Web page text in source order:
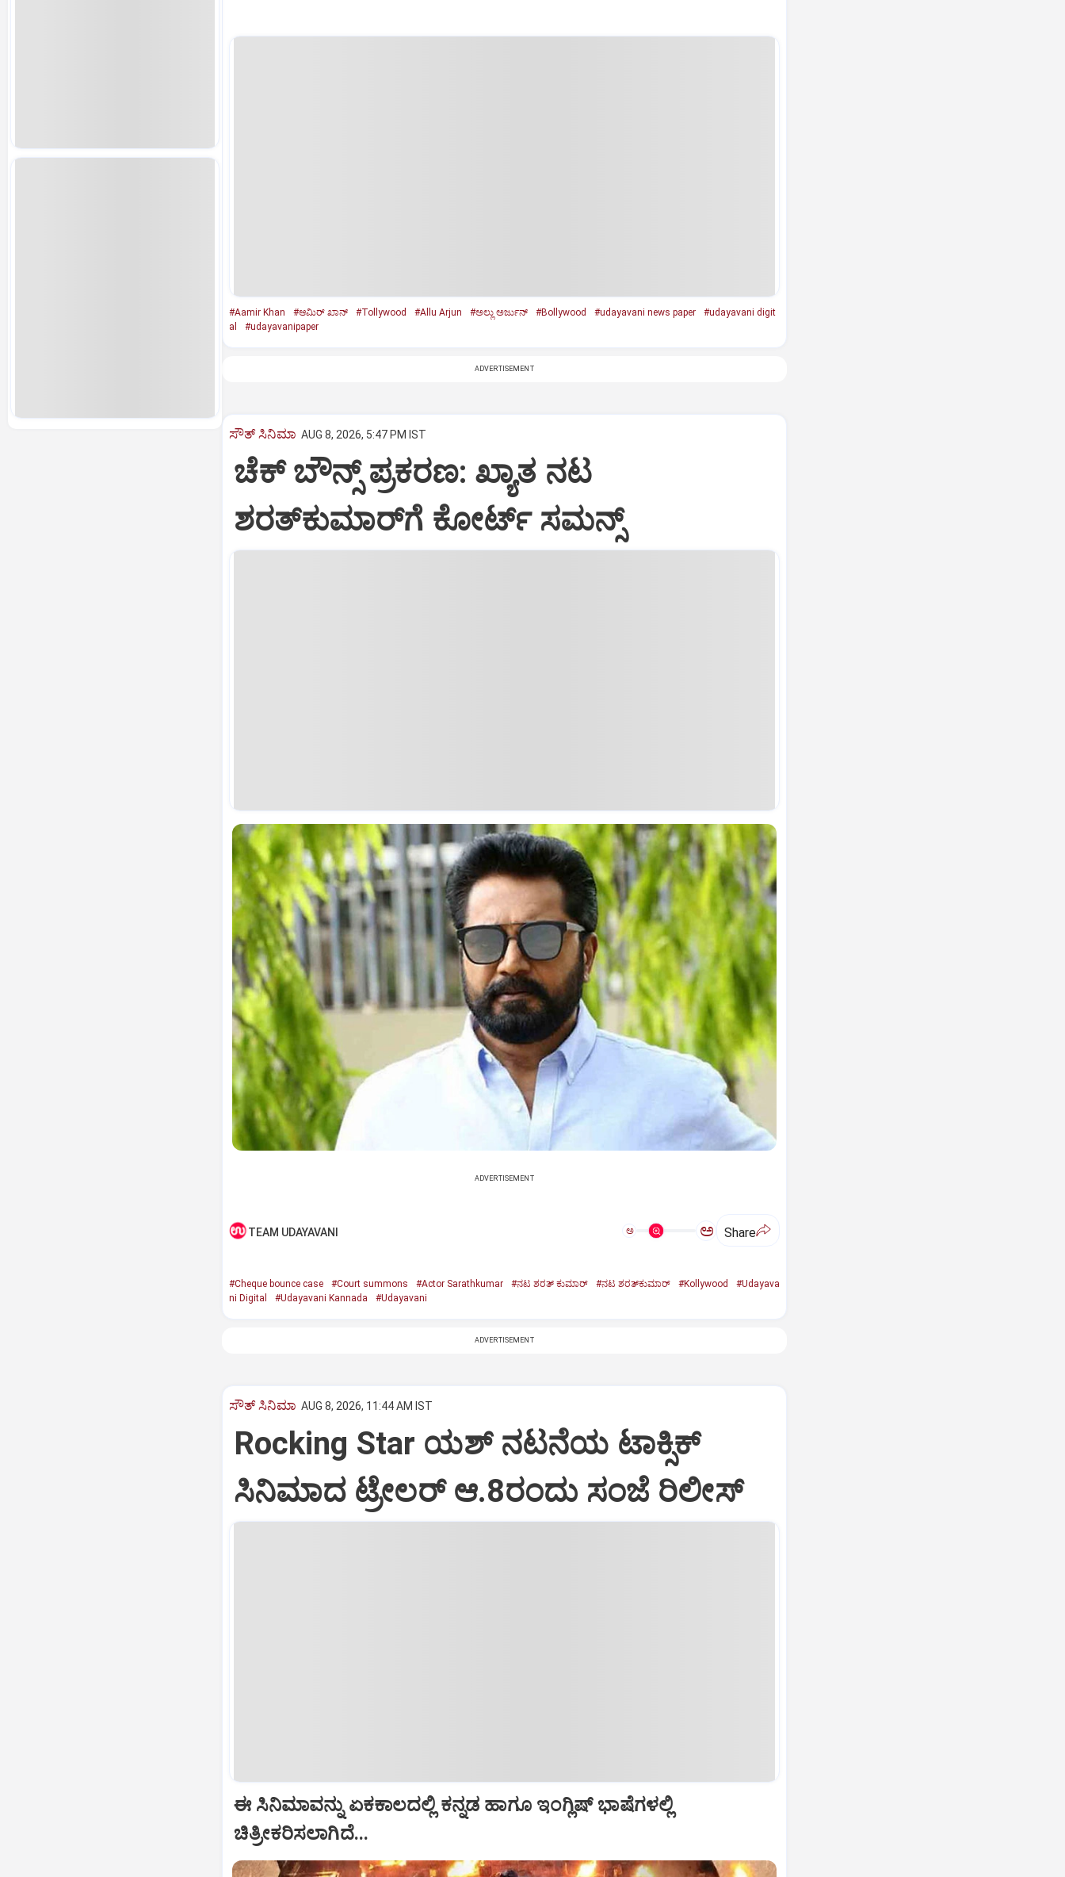
#Aamir Khan #ಆಮಿರ್‌ ಖಾನ್‌ #Tollywood #Allu Arjun #ಅಲ್ಲು ಅರ್ಜುನ್‌ #Bollywood #udayavani news paper
#udayavani digit
al
#udayavanipaper
ADVERTISEMENT
ಸೌತ್‌ ಸಿನಿಮಾ AUG 8, 2026, 5:47 PM IST
ಚೆಕ್ ಬೌನ್ಸ್ ಪ್ರಕರಣ: ಖ್ಯಾತ ನಟ
ಶರತ್‌ಕುಮಾರ್‌ಗೆ ಕೋರ್ಟ್ ಸಮನ್ಸ್
ADVERTISEMENT
TEAM UDAYAVANI ಅ ಅ Share
#Cheque bounce case #Court summons #Actor Sarathkumar #ನಟ ಶರತ್‌ ಕುಮಾರ್‌ #ನಟ ಶರತ್‌ಕುಮಾರ್‌ #Kollywood
#Udayava
ni Digital
#Udayavani Kannada #Udayavani
ADVERTISEMENT
ಸೌತ್‌ ಸಿನಿಮಾ AUG 8, 2026, 11:44 AM IST
Rocking Star ಯಶ್‌ ನಟನೆಯ ಟಾಕ್ಸಿಕ್‌
ಸಿನಿಮಾದ ಟ್ರೇಲರ್‌ ಆ.8ರಂದು ಸಂಜೆ ರಿಲೀಸ್
ಈ ಸಿನಿಮಾವನ್ನು ಏಕಕಾಲದಲ್ಲಿ ಕನ್ನಡ ಹಾಗೂ ಇಂಗ್ಲಿಷ್‌ ಭಾಷೆಗಳಲ್ಲಿ
ಚಿತ್ರೀಕರಿಸಲಾಗಿದೆ...